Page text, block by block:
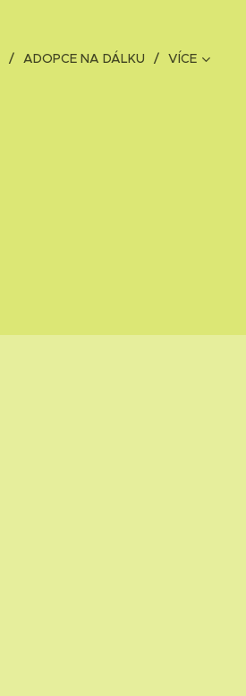
ADOPCE NA DÁLKU VÍCE